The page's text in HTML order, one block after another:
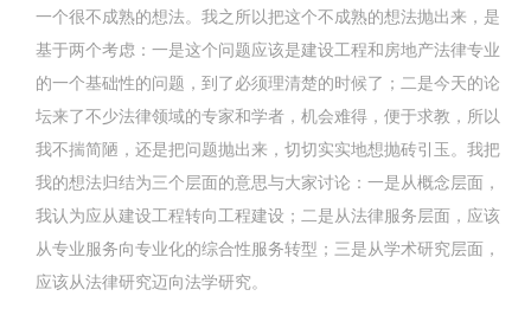
一个很不成熟的想法。我之所以把这个不成熟的想法抛出来，是
基于两个考虑：一是这个问题应该是建设工程和房地产法律专业
的一个基础性的问题，到了必须理清楚的时候了；二是今天的论
坛来了不少法律领域的专家和学者，机会难得，便于求教，所以
我不揣简陋，还是把问题抛出来，切切实实地想抛砖引玉。我把
我的想法归结为三个层面的意思与大家讨论：一是从概念层面，
我认为应从建设工程转向工程建设；二是从法律服务层面，应该
从专业服务向专业化的综合性服务转型；三是从学术研究层面，
应该从法律研究迈向法学研究。